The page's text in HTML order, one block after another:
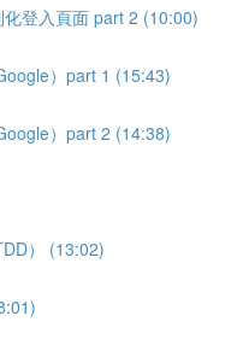
登入頁面 part 2 (10:00)
）part 1 (15:43)
）part 2 (14:38)
） (13:02)